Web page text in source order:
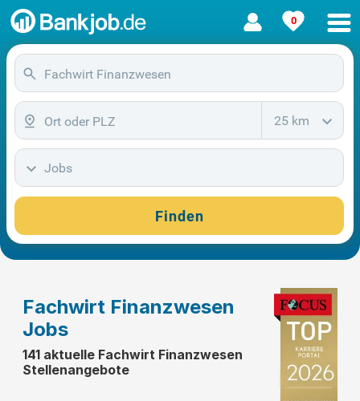
0
25 km
Jobs
Finden
Fachwirt Finanzwesen
Jobs
141 aktuelle Fachwirt Finanzwesen
Stellenangebote